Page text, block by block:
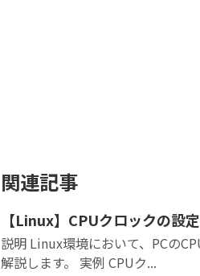
関連記事
【Linux】CPUクロックの設
説明 Linux環境において、PCの
解説します。 実例 CPUク...